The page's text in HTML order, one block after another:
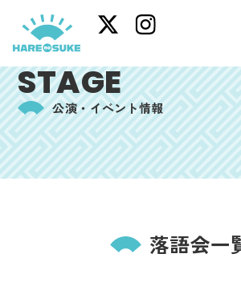
STAGE
公演・イベント情報
落語会一